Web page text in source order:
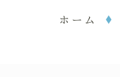
ホーム